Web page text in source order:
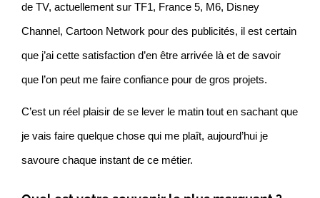
de TV, actuellement sur TF1, France 5, M6, Disney
Channel, Cartoon Network pour des publicités, il est certain
que j’ai cette satisfaction d’en être arrivée là et de savoir
que l’on peut me faire confiance pour de gros projets.
C’est un réel plaisir de se lever le matin tout en sachant que
je vais faire quelque chose qui me plaît, aujourd’hui je
savoure chaque instant de ce métier.